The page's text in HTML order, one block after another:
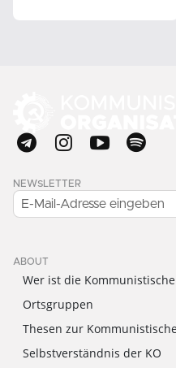
NEWSLETTER
ABOUT
Wer ist die
Ortsgruppen
Thesen zur
Selbstverständnis der KO